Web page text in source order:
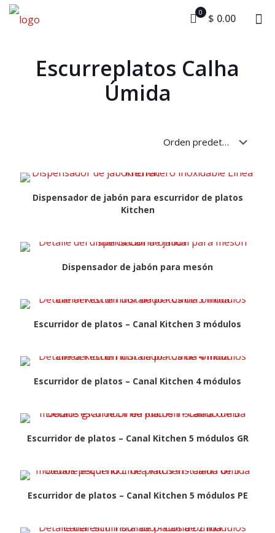
0 $ 0.00
Escurreplatos Calha
Úmida
Dispensador de jabón para escurridor de platos
Kitchen
Dispensador de jabón para mesón
Escurridor de platos – Canal Kitchen 3 módulos
Escurridor de platos – Canal Kitchen 4 módulos
Escurridor de platos – Canal Kitchen 5 módulos GR
Escurridor de platos – Canal Kitchen 5 módulos PE